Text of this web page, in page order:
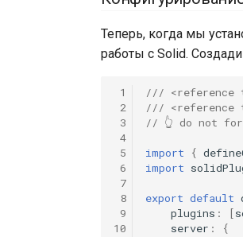
Теперь, когда мы
работы с Solid.
1
2
3
4
5
6
7
8
9
10
/// <reference
/// <reference
// 👆 do not
import {
import
export default
plugins : [
server :
{